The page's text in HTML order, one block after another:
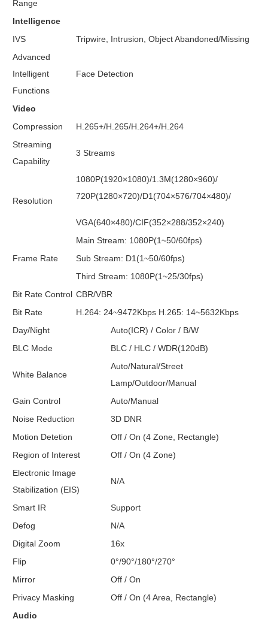
Range
Intelligence
IVS
Tripwire, Intrusion, Object Abandoned/Missing
Advanced
Intelligent
Functions
Face Detection
Video
Compression
H.265+/H.265/H.264+/H.264
Streaming
Capability
3 Streams
Resolution
1080P(1920×1080)/1.3M(1280×960)/
720P(1280×720)/D1(704×576/704×480)/
VGA(640×480)/CIF(352×288/352×240)
Frame Rate
Main Stream: 1080P(1~50/60fps)
Sub Stream: D1(1~50/60fps)
Third Stream: 1080P(1~25/30fps)
Bit Rate Control CBR/VBR
Bit Rate
H.264: 24~9472Kbps H.265: 14~5632Kbps
Day/Night
Auto(ICR) / Color / B/W
BLC Mode
BLC / HLC / WDR(120dB)
White Balance
Auto/Natural/Street
Lamp/Outdoor/Manual
Gain Control
Auto/Manual
Noise Reduction
3D DNR
Motion Detetion
Off / On (4 Zone, Rectangle)
Region of Interest
Off / On (4 Zone)
Electronic Image
Stabilization (EIS)
N/A
Smart IR
Support
Defog
N/A
Digital Zoom
16x
Flip
0°/90°/180°/270°
Mirror
Off / On
Privacy Masking
Off / On (4 Area, Rectangle)
Audio